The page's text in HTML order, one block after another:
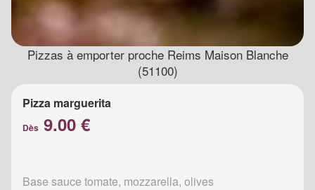
Pizzas à emporter proche Reims Maison Blanche
(51100)
Pizza marguerita
Dès 9.00 €
Base sauce tomate, mozzarella, olives